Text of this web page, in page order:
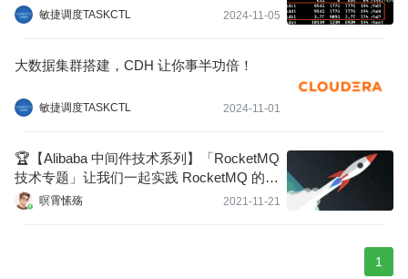
敏捷调度TASKCTL 2024-11-05
大数据集群搭建，CDH 让你事半功倍！
敏捷调度TASKCTL 2024-11-01
🏆【Alibaba 中间件技术系列】「RocketMQ
技术专题」让我们一起实践 RocketMQ 的服
务搭建及配置操作
暝霄愫殇 2021-11-21
1